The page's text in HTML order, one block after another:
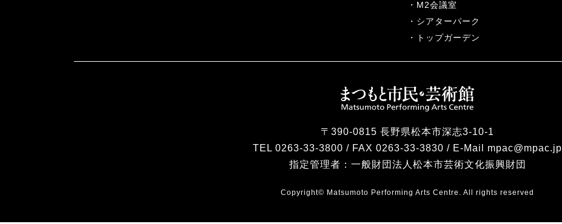
M2会議室
シアターパーク
トップガーデン
〒390-0815 長野県松本市深志3-10-1
TEL 0263-33-3800 / FAX 0263-33-3830 / E-Mail mpac@mpac.jp
指定管理者： 一般財団法人松本市芸術文化振興財団
Copyright© Matsumoto Performing Arts Centre. All rights reserved